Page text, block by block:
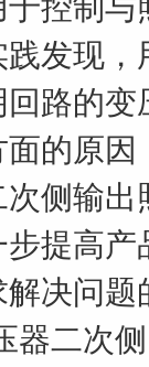
发现，
路的
的原
侧输
提高
决问题
二次侧